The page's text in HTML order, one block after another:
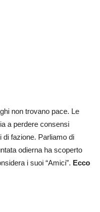
non trovano pace. Le
a perdere consensi
di fazione. Parliamo di
odierna ha scoperto
i suoi “Amici”. Ecco